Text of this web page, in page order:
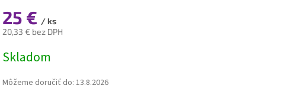
25 € / ks
20,33 € bez DPH
cena:
Skladom
Môžeme doručiť do: 13.8.2026